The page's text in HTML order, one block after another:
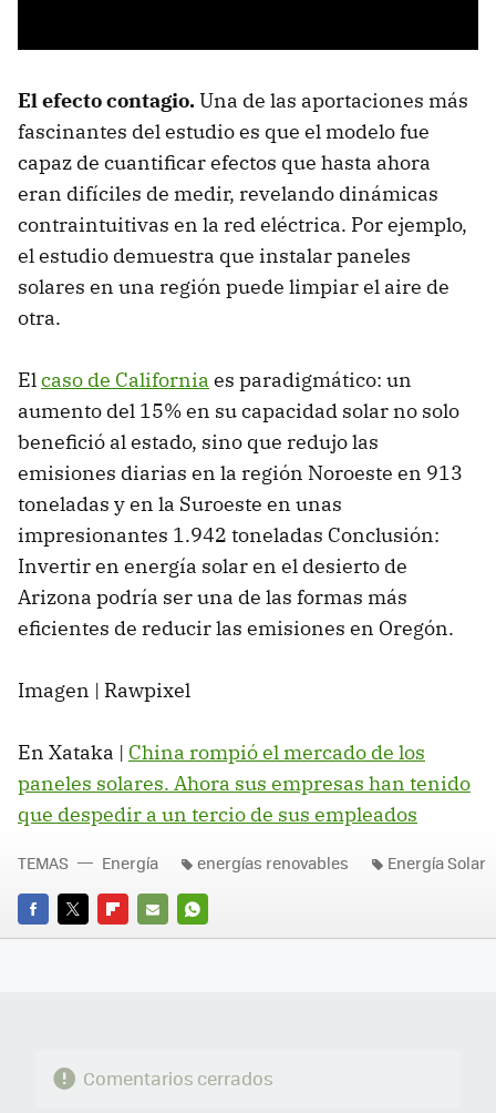
El efecto contagio.Una de las aportaciones más
fascinantes del estudio es que el modelo fue
capaz de cuantificar efectos que hasta ahora
eran difíciles de medir, revelando dinámicas
contraintuitivas en la red eléctrica. Por ejemplo,
el estudio demuestra que instalar paneles
solares en una región puede limpiar el aire de
otra.
Elcaso de California es paradigmático: un
aumento del 15% en su capacidad solar no solo
benefició al estado, sino que redujo las
emisiones diarias en la región Noroeste en 913
toneladas y en la Suroeste en unas
impresionantes 1.942 toneladas Conclusión:
Invertir en energía solar en el desierto de
Arizona podría ser una de las formas más
eficientes de reducir las emisiones en Oregón.
Imagen | Rawpixel
En Xataka | China rompió el mercado de los
paneles solares. Ahora sus empresas han tenido
que despedir a un tercio de sus empleados
FACEBOOK
TWITTERFLIPBOARD
E-
WHATSAPP
TEMAS Energía energías renovables Energía Solar
Comentarios cerrados